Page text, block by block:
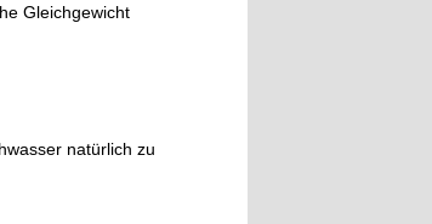
Gleichgewicht
natürlich zu